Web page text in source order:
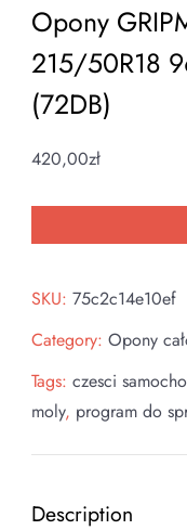
Opony
215/50R18
(72DB)
420,00zł
SKU: 75c2c14e10ef
Category: Opony
Tags: czesci
moly, program do
Description